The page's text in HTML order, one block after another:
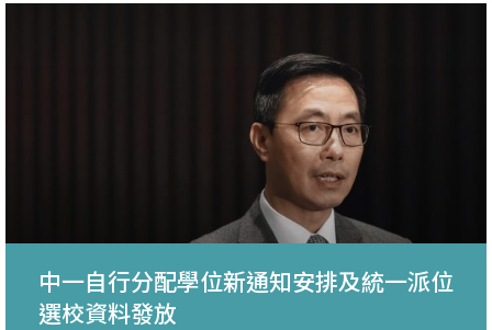
中一自行分配學位新通知安排及統一派位
選校資料發放